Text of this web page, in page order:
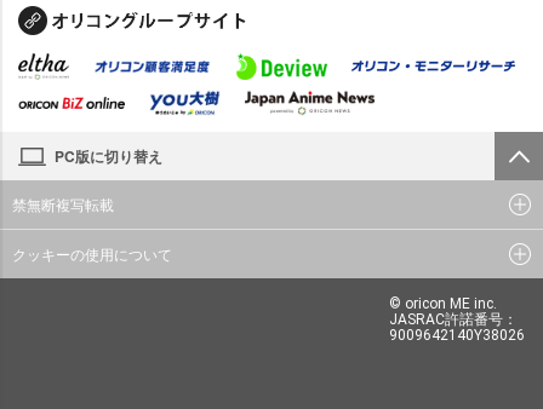
PC版に切り替え
禁無断複写転載
クッキーの使用について
© oricon ME inc.
JASRAC許諾番号：
9009642140Y38026